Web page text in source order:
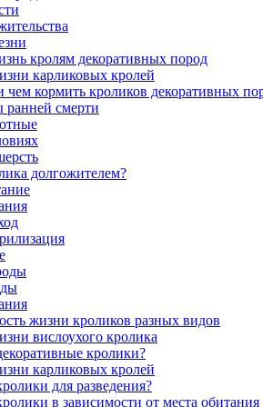
кролям декоративных пород
карликовых кролей
чем кормить кроликов декоративных
смерти
долгожителем?
жизни кроликов разных видов
вислоухого кролика
кролики?
карликовых кролей
для разведения?
в зависимости от места обитания